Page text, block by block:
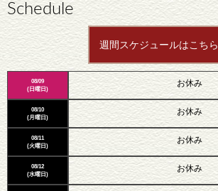
Schedule
週間スケジュールはこちら
08/09
(日曜日)
08/10
(月曜日)
08/11
(火曜日)
08/12
(水曜日)
お休み
お休み
お休み
お休み